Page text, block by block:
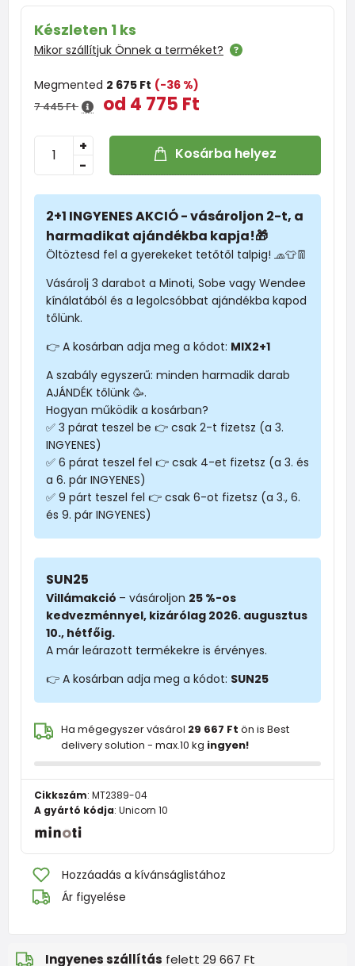
Készleten 1 ks
Mikor szállítjuk Önnek a terméket?
Megmented 2 675 Ft (-36 %)
7 445 Ft od 4 775 Ft
-
+ Kosárba helyez
2+1 INGYENES AKCIÓ - vásároljon 2-t, a
harmadikat ajándékba kapja!🎁
Öltöztesd fel a gyerekeket tetőtől talpig! 🧢👕👖
Vásárolj 3 darabot a Minoti, Sobe vagy Wendee
kínálatából és a legolcsóbbat ajándékba kapod
tőlünk.
👉 A kosárban adja meg a kódot: MIX2+1
A szabály egyszerű: minden harmadik darab
AJÁNDÉK tőlünk 🥳.
Hogyan működik a kosárban?
✅ 3 párat teszel be 👉 csak 2-t fizetsz (a 3.
INGYENES)
✅ 6 párat teszel fel 👉 csak 4-et fizetsz (a 3. és
a 6. pár INGYENES)
✅ 9 párt teszel fel 👉 csak 6-ot fizetsz (a 3., 6.
és 9. pár INGYENES)
SUN25
Villámakció – vásároljon 25 %-os
kedvezménnyel, kizárólag 2026. augusztus
10., hétfőig.
A már leárazott termékekre is érvényes.
👉 A kosárban adja meg a kódot: SUN25
Ha mégegyszer vásárol 29 667 Ft ön is Best
delivery solution - max.10 kg ingyen!
Cikkszám: MT2389-04
A gyártó kódja: Unicorn 10
Hozzáadás a kívánságlistához
Ár figyelése
Ingyenes szállítás felett 29 667 Ft